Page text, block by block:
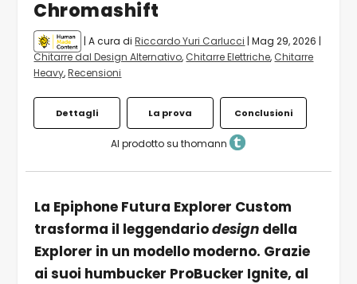
Chromashift
| A cura diRiccardo Yuri Carlucci |Mag 29, 2026 |
Chitarre dal Design Alternativo, Chitarre Elettriche, Chitarre
Heavy,Recensioni
Dettagli La prova Conclusioni
Al prodotto su thomann
La Epiphone Futura Explorer Custom
trasforma il leggendariodesign della
Explorer in un modello moderno. Grazie
ai suoi humbucker ProBucker Ignite, al